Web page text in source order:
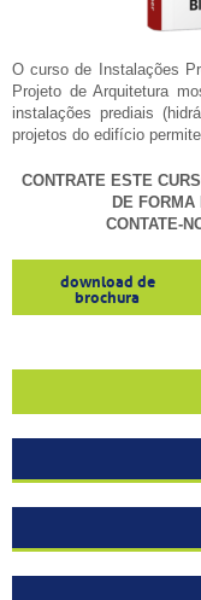
O curso de Instalações
Projeto de Arquitetura
instalações prediais
projetos do edifício
CONTRATE ESTE
DE
CONTATE-
download de
brochura